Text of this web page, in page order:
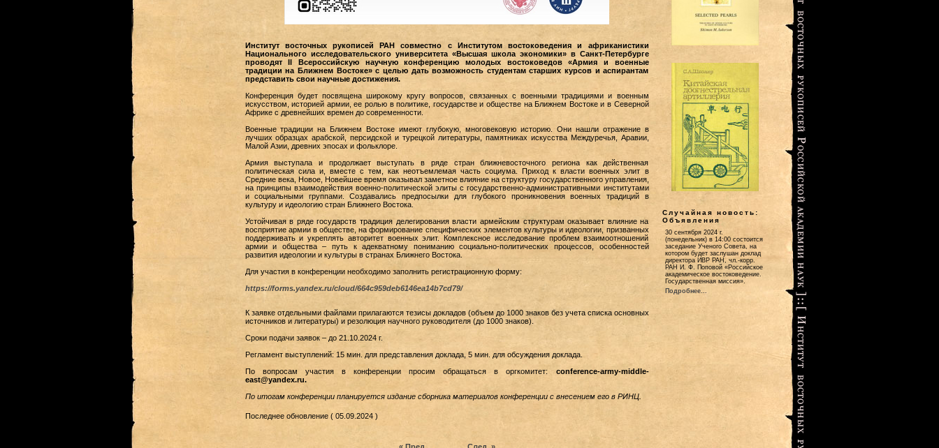
Институт восточных рукописей РАН совместно с Институтом востоковедения и африканистики
Национального исследовательского университета «Высшая школа экономики» в Санкт-Петербурге
проводят II Всероссийскую научную конференцию молодых востоковедов «Армия и военные
традиции на Ближнем Востоке» с целью дать возможность студентам старших курсов и аспирантам
представить свои научные достижения.
Конференция будет посвящена широкому кругу вопросов, связанных с военными традициями и военным
искусством, историей армии, ее ролью в политике, государстве и обществе на Ближнем Востоке и в Северной
Африке с древнейших времен до современности.
Военные традиции на Ближнем Востоке имеют глубокую, многовековую историю. Они нашли отражение в
лучших образцах арабской, персидской и турецкой литературы, памятниках искусства Междуречья, Аравии,
Малой Азии, древних эпосах и фольклоре.
Армия выступала и продолжает выступать в ряде стран ближневосточного региона как действенная
политическая сила и, вместе с тем, как неотъемлемая часть социума. Приход к власти военных элит в
Средние века, Новое, Новейшее время оказывал заметное влияние на структуру государственного управления,
на принципы взаимодействия военно-политической элиты с государственно-административными институтами
и социальными группами. Создавались предпосылки для глубокого проникновения военных традиций в
культуру и идеологию стран Ближнего Востока.
Устойчивая в ряде государств традиция делегирования власти армейским структурам оказывает влияние на
восприятие армии в обществе, на формирование специфических элементов культуры и идеологии, призванных
поддерживать и укреплять авторитет военных элит. Комплексное исследование проблем взаимоотношений
армии и общества – путь к адекватному пониманию социально-политических процессов, особенностей
развития идеологии и культуры в странах Ближнего Востока.
Для участия в конференции необходимо заполнить регистрационную форму:
https://forms.yandex.ru/cloud/664c959deb6146ea14b7cd79/
К заявке отдельными файлами прилагаются тезисы докладов (объем до 1000 знаков без учета списка основных
источников и литературы) и резолюция научного руководителя (до 1000 знаков).
Сроки подачи заявок – до 21.10.2024 г.
Регламент выступлений: 15 мин. для представления доклада, 5 мин. для обсуждения доклада.
По вопросам участия в конференции просим обращаться в оргкомитет: conference-army-middle-
east@yandex.ru.
По итогам конференции планируется издание сборника материалов конференции с внесением его в РИНЦ.
Последнее обновление ( 05.09.2024 )
Случайная новость:
Объявления
30 сентября 2024 г.
(понедельник) в 14:00 состоится
заседание Ученого Совета, на
котором будет заслушан доклад
директора ИВР РАН, чл.-корр.
РАН И. Ф. Поповой «Российское
академическое востоковедение.
Государственная миссия».
Подробнее...